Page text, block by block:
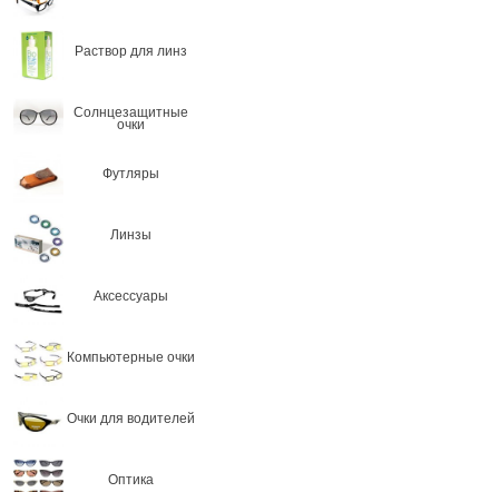
Раствор для линз
Солнцезащитные
очки
Футляры
Линзы
Аксессуары
Компьютерные очки
Очки для водителей
Оптика